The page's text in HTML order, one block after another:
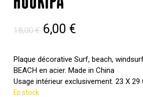
18,00€ Le
initial
était :
18,00 €.
6,00 €Le
actuel
est :
6,00 €.
Plaque décorative Surf, beach,
BEACH en acier. Made in China
Usage intérieur exclusivement. 23 X 29
En stock